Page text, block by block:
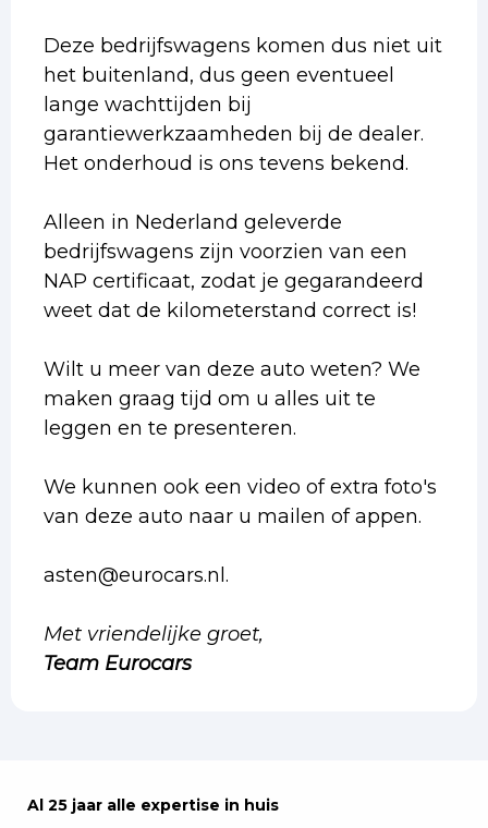
Deze bedrijfswagens komen dus niet uit
het buitenland, dus geen eventueel
lange wachttijden bij
garantiewerkzaamheden bij de dealer.
Het onderhoud is ons tevens bekend.
Alleen in Nederland geleverde
bedrijfswagens zijn voorzien van een
NAP certificaat, zodat je gegarandeerd
weet dat de kilometerstand correct is!
Wilt u meer van deze auto weten? We
maken graag tijd om u alles uit te
leggen en te presenteren.
We kunnen ook een video of extra foto's
van deze auto naar u mailen of appen.
asten@eurocars.nl.
Met vriendelijke groet,
Team Eurocars
Al 25 jaar alle expertise in huis